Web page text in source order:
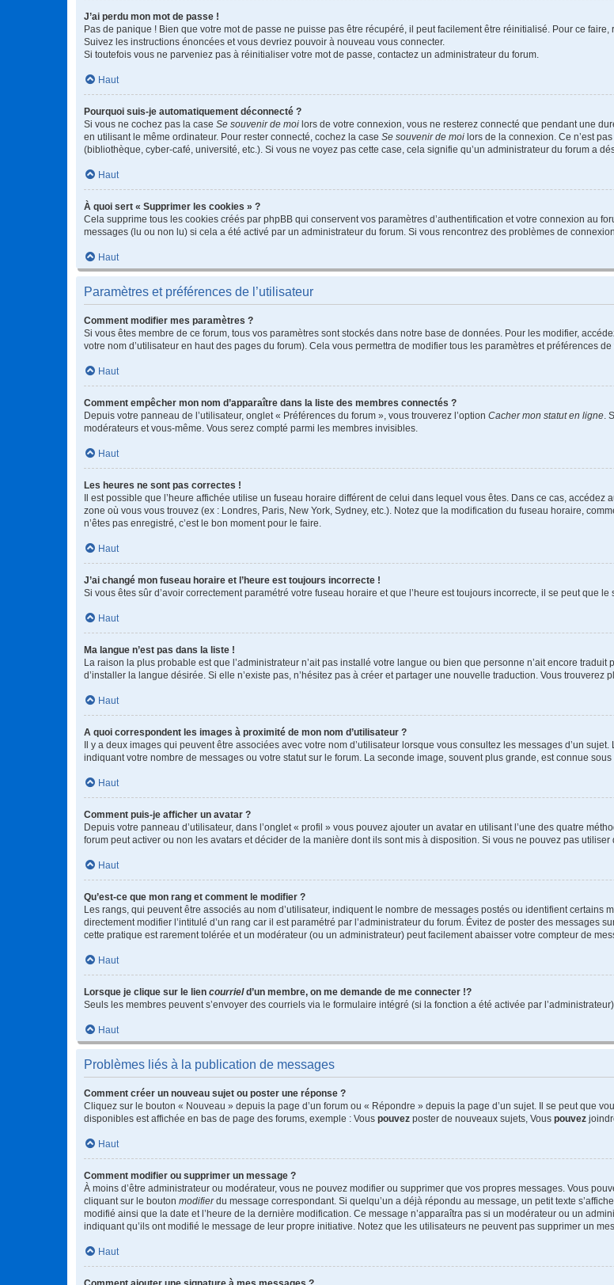
J’ai perdu mon mot de passe !
Pas de panique ! Bien que votre mot de passe ne puisse pas être récupéré, il peut facilement être réinitialisé. Pour ce
Suivez les instructions énoncées et vous devriez pouvoir à nouveau vous connecter.
Si toutefois vous ne parveniez pas à réinitialiser votre mot de passe, contactez un administrateur du forum.
Haut
Pourquoi suis-je automatiquement déconnecté ?
Si vous ne cochez pas la case Se souvenir de moi lors de votre connexion, vous ne resterez connecté que pendant une
en utilisant le même ordinateur. Pour rester connecté, cochez la case Se souvenir de moi lors de la connexion. Ce n’est
(bibliothèque, cyber-café, université, etc.). Si vous ne voyez pas cette case, cela signifie qu’un administrateur du forum a
Haut
À quoi sert « Supprimer les cookies » ?
Cela supprime tous les cookies créés par phpBB qui conservent vos paramètres d’authentification et votre connexion au
messages (lu ou non lu) si cela a été activé par un administrateur du forum. Si vous rencontrez des problèmes de
Haut
Paramètres et préférences de l’utilisateur
Comment modifier mes paramètres ?
Si vous êtes membre de ce forum, tous vos paramètres sont stockés dans notre base de données. Pour les modifier,
votre nom d’utilisateur en haut des pages du forum). Cela vous permettra de modifier tous les paramètres et préférences de
Haut
Comment empêcher mon nom d’apparaître dans la liste des membres connectés ?
Depuis votre panneau de l’utilisateur, onglet « Préférences du forum », vous trouverez l’option Cacher mon statut en ligne .
modérateurs et vous-même. Vous serez compté parmi les membres invisibles.
Haut
Les heures ne sont pas correctes !
Il est possible que l’heure affichée utilise un fuseau horaire différent de celui dans lequel vous êtes. Dans ce cas, accédez
zone où vous vous trouvez (ex : Londres, Paris, New York, Sydney, etc.). Notez que la modification du fuseau horaire,
n’êtes pas enregistré, c’est le bon moment pour le faire.
Haut
J’ai changé mon fuseau horaire et l’heure est toujours incorrecte !
Si vous êtes sûr d’avoir correctement paramétré votre fuseau horaire et que l’heure est toujours incorrecte, il se peut que
Haut
Ma langue n’est pas dans la liste !
La raison la plus probable est que l’administrateur n’ait pas installé votre langue ou bien que personne n’ait encore
d’installer la langue désirée. Si elle n’existe pas, n’hésitez pas à créer et partager une nouvelle traduction. Vous trouverez
Haut
A quoi correspondent les images à proximité de mon nom d’utilisateur ?
Il y a deux images qui peuvent être associées avec votre nom d’utilisateur lorsque vous consultez les messages d’un
indiquant votre nombre de messages ou votre statut sur le forum. La seconde image, souvent plus grande, est connue
Haut
Comment puis-je afficher un avatar ?
Depuis votre panneau d’utilisateur, dans l’onglet « profil » vous pouvez ajouter un avatar en utilisant l’une des quatre
forum peut activer ou non les avatars et décider de la manière dont ils sont mis à disposition. Si vous ne pouvez pas utiliser
Haut
Qu’est-ce que mon rang et comment le modifier ?
Les rangs, qui peuvent être associés au nom d’utilisateur, indiquent le nombre de messages postés ou identifient
directement modifier l’intitulé d’un rang car il est paramétré par l’administrateur du forum. Évitez de poster des messages
cette pratique est rarement tolérée et un modérateur (ou un administrateur) peut facilement abaisser votre compteur de
Haut
Lorsque je clique sur le lien courrield’un membre, on me demande de me connecter !?
Seuls les membres peuvent s’envoyer des courriels via le formulaire intégré (si la fonction a été activée par
Haut
Problèmes liés à la publication de messages
Comment créer un nouveau sujet ou poster une réponse ?
Cliquez sur le bouton « Nouveau » depuis la page d’un forum ou « Répondre » depuis la page d’un sujet. Il se peut que
disponibles est affichée en bas de page des forums, exemple : Vous pouvez poster de nouveaux sujets, Vous pouvez
Haut
Comment modifier ou supprimer un message ?
À moins d’être administrateur ou modérateur, vous ne pouvez modifier ou supprimer que vos propres messages. Vous
cliquant sur le bouton modifierdu message correspondant. Si quelqu’un a déjà répondu au message, un petit texte
modifié ainsi que la date et l’heure de la dernière modification. Ce message n’apparaîtra pas si un modérateur ou un
indiquant qu’ils ont modifié le message de leur propre initiative. Notez que les utilisateurs ne peuvent pas supprimer un
Haut